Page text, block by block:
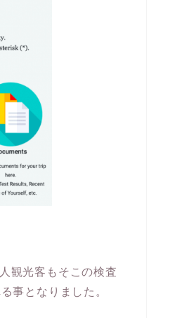
観光客もそこの検査
事となりました。